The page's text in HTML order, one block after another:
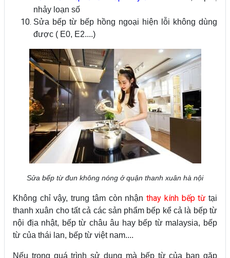
nhảy loạn số
Sửa bếp từ bếp hồng ngoại hiện lỗi không dùng
được ( E0, E2....)
Sửa bếp từ đun không nóng ở quận thanh xuân hà nội
Không chỉ vậy, trung tâm còn nhậnthay kính bếp từ tại
thanh xuân cho tất cả các sản phẩm bếp kể cả là bếp từ
nội địa nhật, bếp từ châu âu hay bếp từ malaysia, bếp
từ của thái lan, bếp từ việt nam....
Nếu trong quá trình sử dụng mà bếp từ của bạn gặp